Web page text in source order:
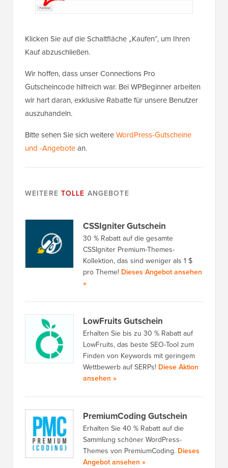
Klicken Sie auf die Schaltfläche „Kaufen“, um Ihren
Kauf abzuschließen.
Wir hoffen, dass unser Connections Pro
Gutscheincode hilfreich war. Bei WPBeginner arbeiten
wir hart daran, exklusive Rabatte für unsere Benutzer
auszuhandeln.
Bitte sehen Sie sich weitereWordPress-Gutscheine
und -Angebotean.
WEITERE TOLLE ANGEBOTE
CSSIgniter Gutschein
30 % Rabatt auf die gesamte
CSSIgniter Premium-Themes-
Kollektion, das sind weniger als 1 $
pro Theme! Dieses Angebot ansehen
»
LowFruits Gutschein
Erhalten Sie bis zu 30 % Rabatt auf
LowFruits, das beste SEO-Tool zum
Finden von Keywords mit geringem
Wettbewerb auf SERPs! Diese Aktion
ansehen »
PremiumCoding Gutschein
Erhalten Sie 40 % Rabatt auf die
Sammlung schöner WordPress-
Themes von PremiumCoding. Dieses
Angebot ansehen »